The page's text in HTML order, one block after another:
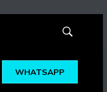
Mostrar
WHATSAPP